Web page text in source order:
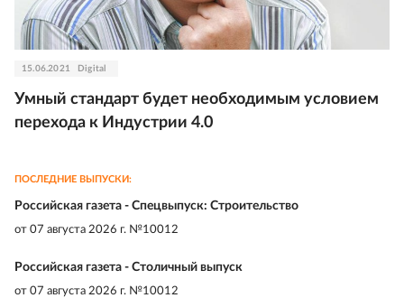
15.06.2021 Digital
Умный стандарт будет необходимым условием
перехода к Индустрии 4.0
ПОСЛЕДНИЕ ВЫПУСКИ:
Российская газета - Спецвыпуск: Строительство
от 07 августа 2026 г. №10012
Российская газета - Столичный выпуск
от 07 августа 2026 г. №10012